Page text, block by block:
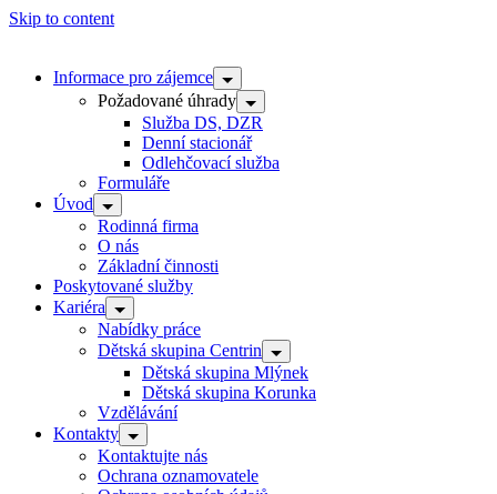
Skip to content
Informace pro zájemce
Požadované úhrady
Služba DS, DZR
Denní stacionář
Odlehčovací služba
Formuláře
Úvod
Rodinná firma
O nás
Základní činnosti
Poskytované služby
Kariéra
Nabídky práce
Dětská skupina Centrin
Dětská skupina Mlýnek
Dětská skupina Korunka
Vzdělávání
Kontakty
Kontaktujte nás
Ochrana oznamovatele